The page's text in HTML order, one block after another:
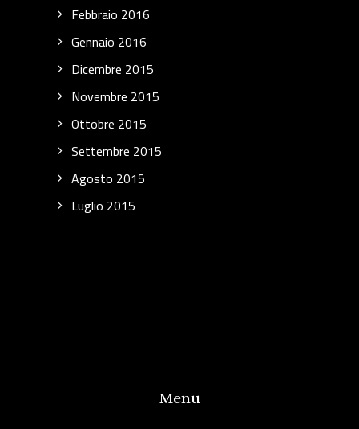
Febbraio 2016
Gennaio 2016
Dicembre 2015
Novembre 2015
Ottobre 2015
Settembre 2015
Agosto 2015
Luglio 2015
Menu